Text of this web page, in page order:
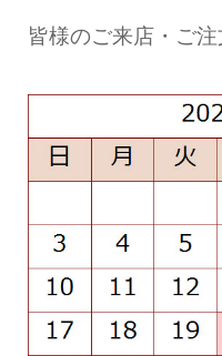
皆様のご来店・ご注